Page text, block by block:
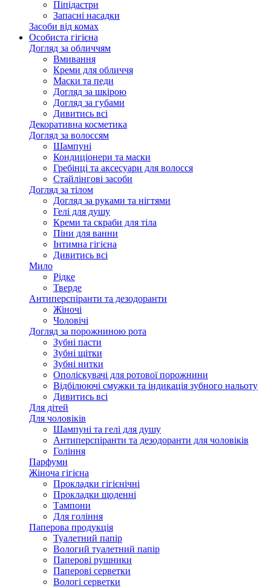
Піпідастри
Запасні насадки
Засоби від комах
Особиста гігієна
Догляд за обличчям
Вмивання
Креми для обличчя
Маски та педи
Догляд за шкірою
Догляд за губами
Дивитись всі
Декоративна косметика
Догляд за волоссям
Шампуні
Кондиціонери та маски
Гребінці та аксесуари для волосся
Стайлінгові засоби
Догляд за тілом
Догляд за руками та нігтями
Гелі для душу
Креми та скраби для тіла
Піни для ванни
Інтимна гігієна
Дивитись всі
Мило
Рідке
Тверде
Антиперспіранти та дезодоранти
Жіночі
Чоловічі
Догляд за порожниною рота
Зубні пасти
Зубні щітки
Зубні нитки
Ополіскувачі для ротової порожнини
Відбілюючі смужки та індикація зубного нальоту
Дивитись всі
Для дітей
Для чоловіків
Шампуні та гелі для душу
Антиперспіранти та дезодоранти для чоловіків
Гоління
Парфуми
Жіноча гігієна
Прокладки гігієнічні
Прокладки щоденні
Тампони
Для гоління
Паперова продукція
Туалетний папір
Вологий туалетний папір
Паперові рушники
Паперові серветки
Вологі серветки